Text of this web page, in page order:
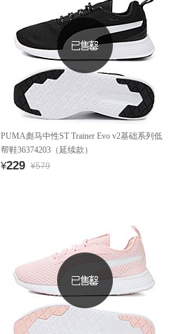
PUMA彪马中性ST Trainer Evo v2基础系列低
帮鞋36374203（延续款）
¥229 ¥579